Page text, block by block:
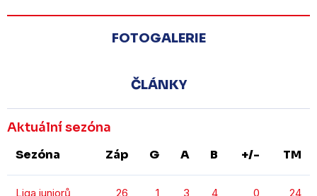
FOTOGALERIE
ČLÁNKY
Aktuální sezóna
Sezóna Záp G A B +/- TM
Liga juniorů 26 1 3 4 0 24